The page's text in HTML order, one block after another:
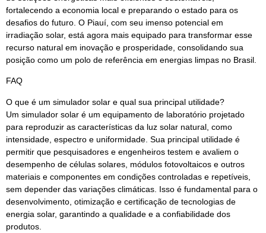
fortalecendo a economia local e preparando o estado para os
desafios do futuro. O Piauí, com seu imenso potencial em
irradiação solar, está agora mais equipado para transformar esse
recurso natural em inovação e prosperidade, consolidando sua
posição como um polo de referência em energias limpas no Brasil.
FAQ
O que é um simulador solar e qual sua principal utilidade?
Um simulador solar é um equipamento de laboratório projetado
para reproduzir as características da luz solar natural, como
intensidade, espectro e uniformidade. Sua principal utilidade é
permitir que pesquisadores e engenheiros testem e avaliem o
desempenho de células solares, módulos fotovoltaicos e outros
materiais e componentes em condições controladas e repetíveis,
sem depender das variações climáticas. Isso é fundamental para o
desenvolvimento, otimização e certificação de tecnologias de
energia solar, garantindo a qualidade e a confiabilidade dos
produtos.